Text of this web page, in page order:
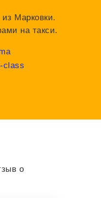
Марковки.
на такси.
о